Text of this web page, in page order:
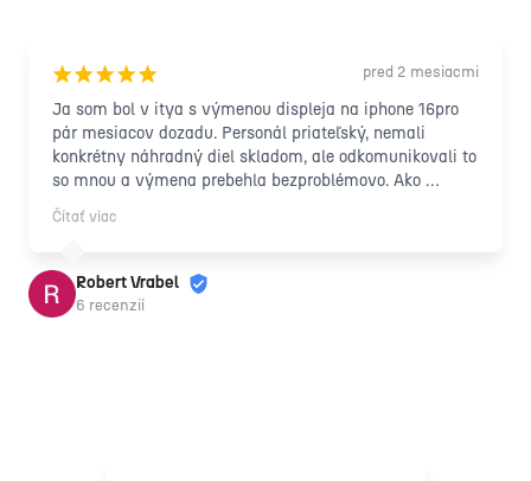
¡¡¡¡¡ pred 2 mesiacmi
Ja som bol v itya s výmenou displeja na iphone 16pro
pár mesiacov dozadu. Personál priateľský, nemali
konkrétny náhradný diel skladom, ale odkomunikovali to
so mnou a výmena prebehla bezproblémovo. Ako
"bolestné" že to trvalo o deň viac skrz to, že spomínaný
náhradný diel nebol skladom som dostal ochranné sklo
Nakoľko jeden deň hore dole , aj tak by som to u nich
servisoval. Pomohli aj s dokumentáciou pre poisťovňu,
takže odporúčam 10/10.
Čítať viac
Robert Vrabel
6 recenzií